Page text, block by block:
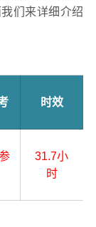
们来详细介绍
时效
31.7小
时